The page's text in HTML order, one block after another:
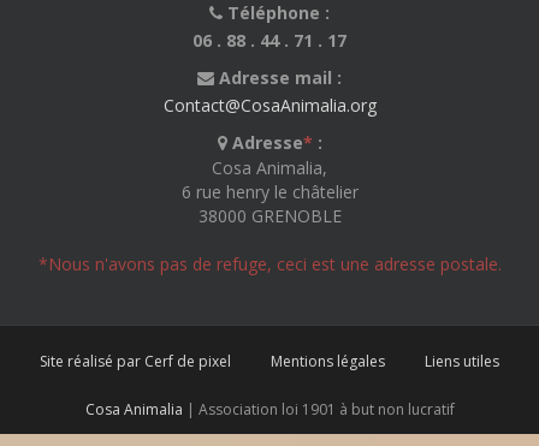
Téléphone :
06 . 88 . 44 . 71 . 17
Adresse mail :
Contact@CosaAnimalia.org
Adresse* :
Cosa Animalia,
6 rue henry le châtelier
38000 GRENOBLE
*Nous n'avons pas de refuge, ceci est une adresse postale.
Site réalisé par Cerf de pixel Mentions légales Liens utiles
Cosa Animalia | Association loi 1901 à but non lucratif